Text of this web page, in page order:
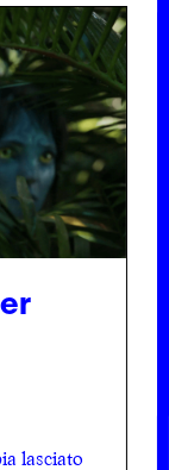
DUDE
lasciato